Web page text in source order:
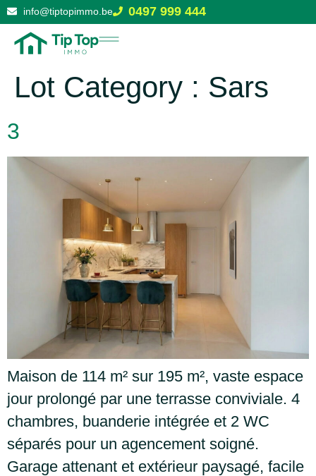
info@tiptopimmo.be 0497 999 444
Lot Category : Sars
3
Maison de 114 m² sur 195 m², vaste espace
jour prolongé par une terrasse conviviale. 4
chambres, buanderie intégrée et 2 WC
séparés pour un agencement soigné.
Garage attenant et extérieur paysagé, facile